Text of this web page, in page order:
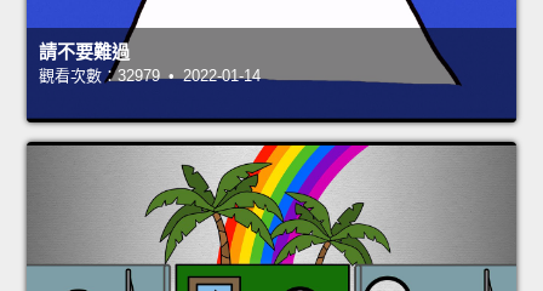
請不要難過
觀看次數：32979 • 2022-01-14